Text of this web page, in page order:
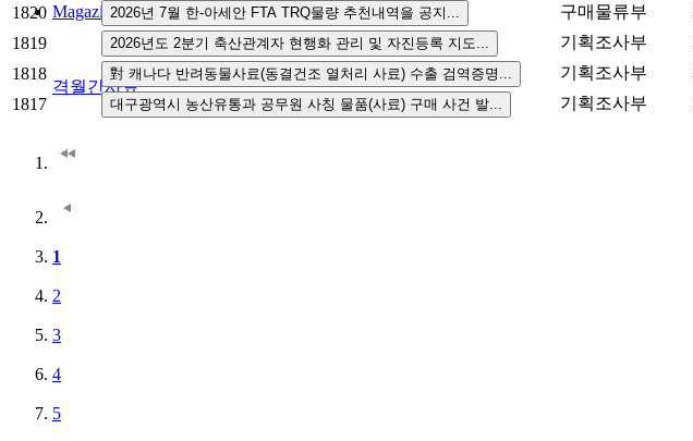
Magazine
격월간사료
1820
구매물류부
1819
기획조사부
1818
기획조사부
1817
기획조사부
1
2
3
4
5